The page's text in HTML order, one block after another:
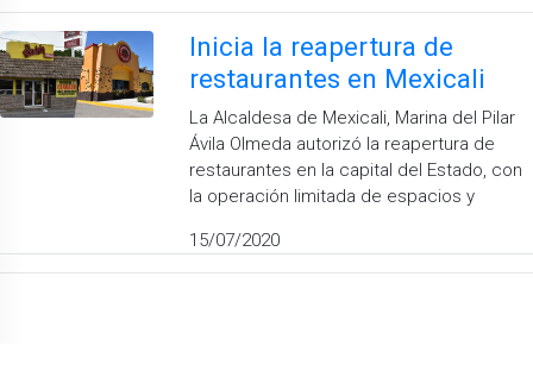
Inicia la reapertura de
restaurantes en Mexicali
La Alcaldesa de Mexicali, Marina del Pilar
Ávila Olmeda autorizó la reapertura de
restaurantes en la capital del Estado, con
la operación limitada de espacios y
15/07/2020